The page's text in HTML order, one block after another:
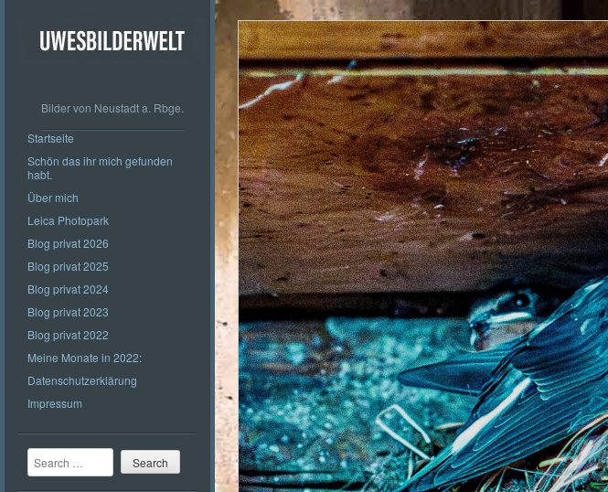
Bilder von Neustadt a. Rbge.
Startseite
Schön das ihr mich gefunden
habt.
Über mich
Leica Photopark
Blog privat 2026
Blog privat 2025
Blog privat 2024
Blog privat 2023
Blog privat 2022
Meine Monate in 2022:
Datenschutzerklärung
Impressum
Search